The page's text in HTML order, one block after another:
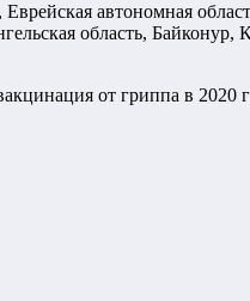
автономная
область, Байконур,
от гриппа в 2020